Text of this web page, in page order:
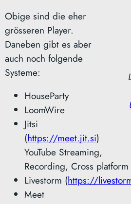
Obige sind die eher
grösseren Player.
Daneben gibt es aber
auch noch folgende
Systeme:
HouseParty
LoomWire
Jitsi
(https://meet.jit.si)
YouTube Streaming,
Recording, Cross platform
Livestorm (https://
Meet